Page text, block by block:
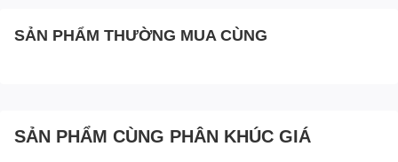
SẢN PHẨM THƯỜNG MUA CÙNG
SẢN PHẨM CÙNG PHÂN KHÚC GIÁ